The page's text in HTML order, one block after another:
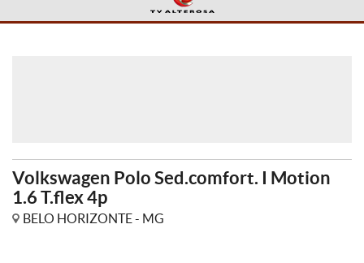
Volkswagen Polo Sed.comfort. I Motion
1.6 T.flex 4p
BELO HORIZONTE - MG